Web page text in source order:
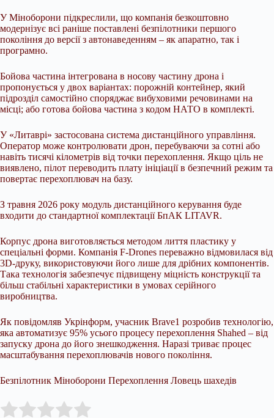
У Міноборони підкреслили, що компанія безкоштовно
модернізує всі раніше поставлені безпілотники першого
покоління до версії з автонаведенням – як апаратно, так і
програмно.
Бойова частина інтегрована в носову частину дрона і
пропонується у двох варіантах: порожній контейнер, який
підрозділ самостійно споряджає вибуховими речовинами на
місці; або готова бойова частина з кодом НАТО в комплекті.
У «Литаврі» застосована система дистанційного управління.
Оператор може контролювати дрон, перебуваючи за сотні або
навіть тисячі кілометрів від точки перехоплення. Якщо ціль не
виявлено, пілот переводить плату ініціації в безпечний режим та
повертає перехоплювач на базу.
З травня 2026 року модуль дистанційного керування буде
входити до стандартної комплектації БпАК LITAVR.
Корпус дрона виготовляється методом лиття пластику у
спеціальні форми. Компанія F-Drones переважно відмовилася від
3D-друку, використовуючи його лише для дрібних компонентів.
Така технологія забезпечує підвищену міцність конструкції та
більш стабільні характеристики в умовах серійного
виробництва.
Як повідомляв Укрінформ, учасник Brave1 розробив технологію,
яка автоматизує 95% усього процесу перехоплення Shahed – від
запуску дрона до його знешкодження. Наразі триває процес
масштабування перехоплювачів нового покоління.
Безпілотник Міноборони Перехоплення Ловець шахедів
Rate this item: